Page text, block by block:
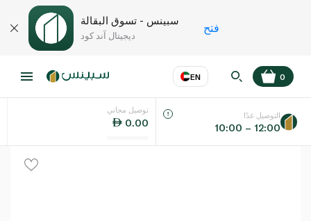
سبينس - تسوق البقالة
ديجيتال آند كود
فتح
EN
اللغة عر
0
توصيل مجاني
0.00
التوصيل غدًا
10:00 – 12:00